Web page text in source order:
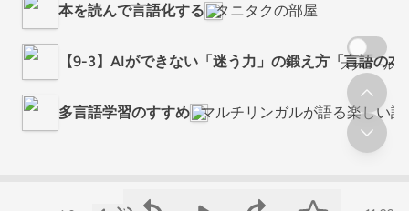
本を読んで言語化する タニタクの部屋
【9-3】AIができない「迷う力」の鍛え方「言語の本
多言語学習のすすめ マルチリンガルが語る楽しい語
スクロール